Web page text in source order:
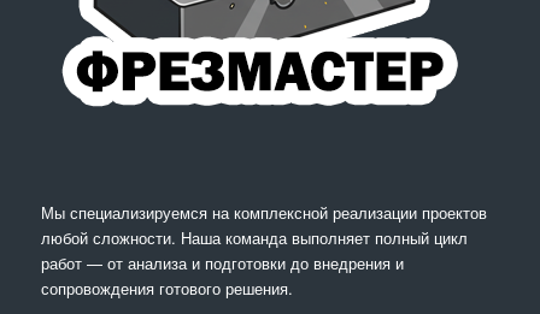
Мы специализируемся на комплексной реализации проектов
любой сложности. Наша команда выполняет полный цикл
работ — от анализа и подготовки до внедрения и
сопровождения готового решения.